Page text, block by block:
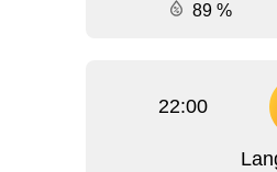
89 %
22:00